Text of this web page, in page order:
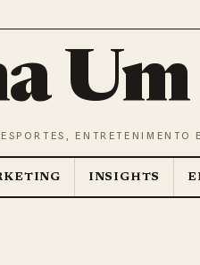
Um
ENTRETENIMENTO
INSIGHTS